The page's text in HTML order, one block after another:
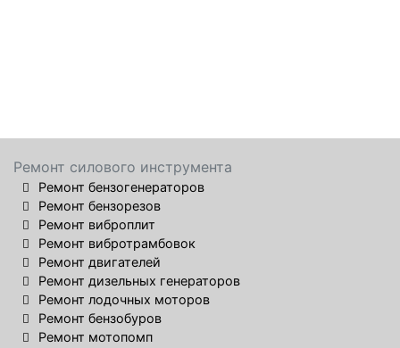
Ремонт силового инструмента
Ремонт бензогенераторов
Ремонт бензорезов
Ремонт виброплит
Ремонт вибротрамбовок
Ремонт двигателей
Ремонт дизельных генераторов
Ремонт лодочных моторов
Ремонт бензобуров
Ремонт мотопомп